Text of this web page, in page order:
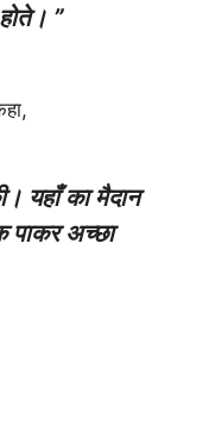
”
यहाँ का मैदान
पाकर अच्छा